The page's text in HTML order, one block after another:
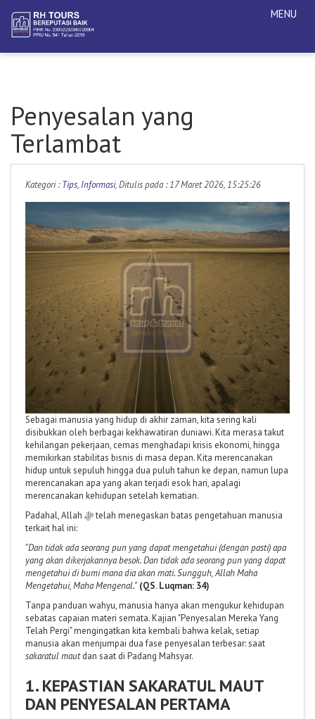
Penyesalan yang
Terlambat
Kategori :Tips, Informasi, Ditulis pada : 17 Maret 2026, 15:25:26
Sebagai manusia yang hidup di akhir zaman, kita sering kali
disibukkan oleh berbagai kekhawatiran duniawi. Kita merasa takut
kehilangan pekerjaan, cemas menghadapi krisis ekonomi, hingga
memikirkan stabilitas bisnis di masa depan. Kita merencanakan
hidup untuk sepuluh hingga dua puluh tahun ke depan, namun lupa
merencanakan apa yang akan terjadi esok hari, apalagi
merencanakan kehidupan setelah kematian.
Padahal, Allah ﷻ telah menegaskan batas pengetahuan manusia
terkait hal ini:
"Dan tidak ada seorang pun yang dapat mengetahui (dengan pasti) apa
yang akan dikerjakannya besok. Dan tidak ada seorang pun yang dapat
mengetahui di bumi mana dia akan mati. Sungguh, Allah Maha
Mengetahui, Maha Mengenal." (QS. Luqman: 34)
Tanpa panduan wahyu, manusia hanya akan mengukur kehidupan
sebatas capaian materi semata. Kajian "Penyesalan Mereka Yang
Telah Pergi" mengingatkan kita kembali bahwa kelak, setiap
manusia akan menjumpai dua fase penyesalan terbesar: saat
sakaratul mautdan saat di Padang Mahsyar.
1. KEPASTIAN SAKARATUL MAUT
DAN PENYESALAN PERTAMA
MENU